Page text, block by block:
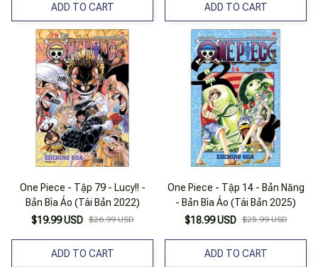
ADD TO CART ADD TO CART
One Piece - Tập 79 - Lucy!! -
Bản Bìa Áo (Tái Bản 2022)
$19.99 USD $26.99 USD
ADD TO CART
One Piece - Tập 14 - Bản Năng
- Bản Bìa Áo (Tái Bản 2025)
$18.99 USD $25.99 USD
ADD TO CART